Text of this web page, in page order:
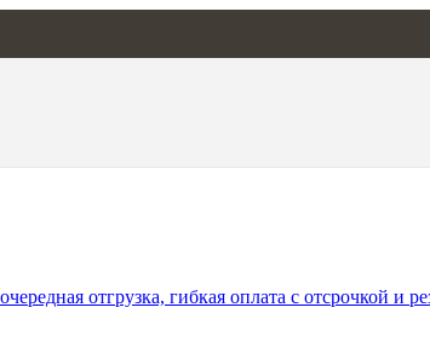
отгрузка, гибкая оплата с отсрочкой и